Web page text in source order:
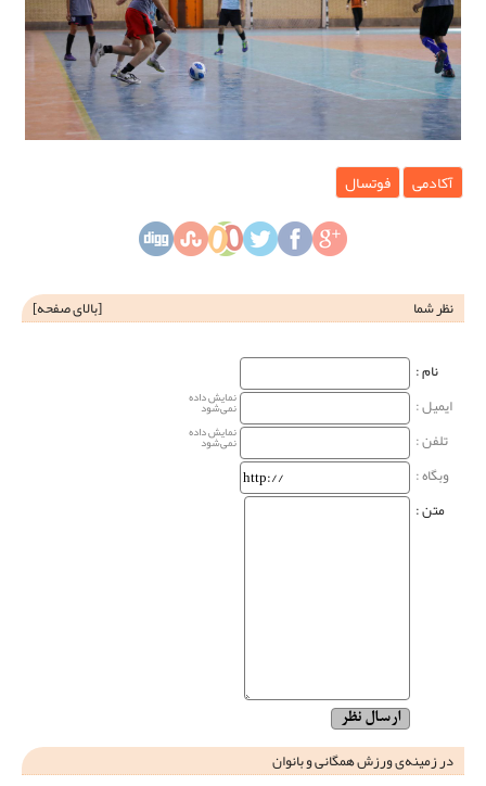
آکادمی فوتسال
نظر شما [بالای صفحه]
نام‌ :
ایمیل :
نمایش داده
نمی‌شود
تلفن : نمایش داده
نمی‌شود
وبگاه‌ :
متن :
در زمینه‌ی ورزش همگانی و بانوان